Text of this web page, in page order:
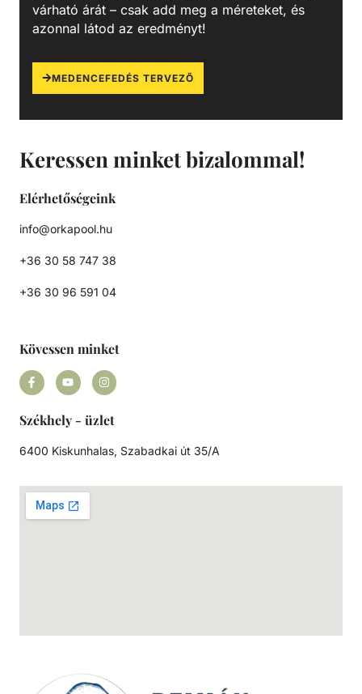
Keressen minket bizalommal!
Elérhetőségeink
info@orkapool.hu
+36 30 58 747 38
+36 30 96 591 04
Kövessen minket
Székhely - üzlet
6400 Kiskunhalas, Szabadkai út 35/A
várható árát – csak add meg a méreteket, és
azonnal látod az eredményt!
MEDENCEFEDÉS TERVEZŐ